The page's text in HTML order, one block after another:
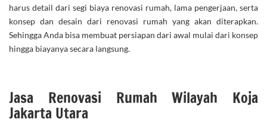
harus detail dari segi biaya renovasi rumah, lama pengerjaan, serta
konsep dan desain dari renovasi rumah yang akan diterapkan.
Sehingga Anda bisa membuat persiapan dari awal mulai dari konsep
hingga biayanya secara langsung.
Jasa Renovasi Rumah Wilayah Koja
Jakarta Utara